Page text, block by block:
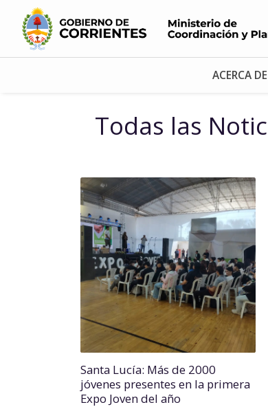
ACERCA
Todas las
Santa Lucía: Más de 2000
jóvenes presentes en la primera
Expo Joven del año